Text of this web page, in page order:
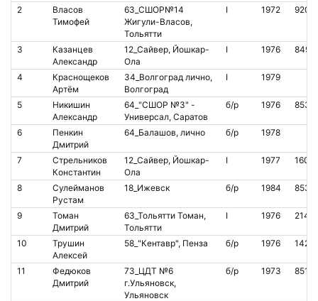
2
Власов
Тимофей
63_СШОР№14
Жигули-Власов,
Тольятти
I 1972
3
Казанцев
Александр
12_Сайвер, Йошкар-
Ола
I 1976
4
Краснощеков
Артём
34_Волгоград лично,
Волгоград
I 1979
5
Никишин
Александр
64_"СШОР №3" -
Универсал, Саратов
б/р 1976
6
Пенкин
Дмитрий
64_Балашов, лично б/р 1978
7
Стрельников
Константин
12_Сайвер, Йошкар-
Ола
I 1977
8
Сулейманов
Рустам
18_Ижевск б/р 1984
9
Томан
Дмитрий
63_Тольятти Томан,
Тольятти
I 1976
10
Трушин
Алексей
58_"Кентавр", Пенза б/р 1976
11
Федюков
Дмитрий
73_ЦДТ №6
г.Ульяновск,
Ульяновск
б/р 1973